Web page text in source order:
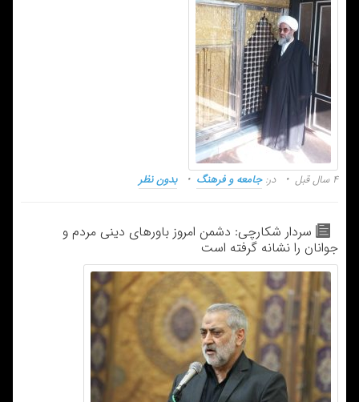
۴ سال قبل در:جامعه و فرهنگ بدون نظر
سردار شکارچی: دشمن امروز باورهای دینی مردم و
جوانان را نشانه گرفته است